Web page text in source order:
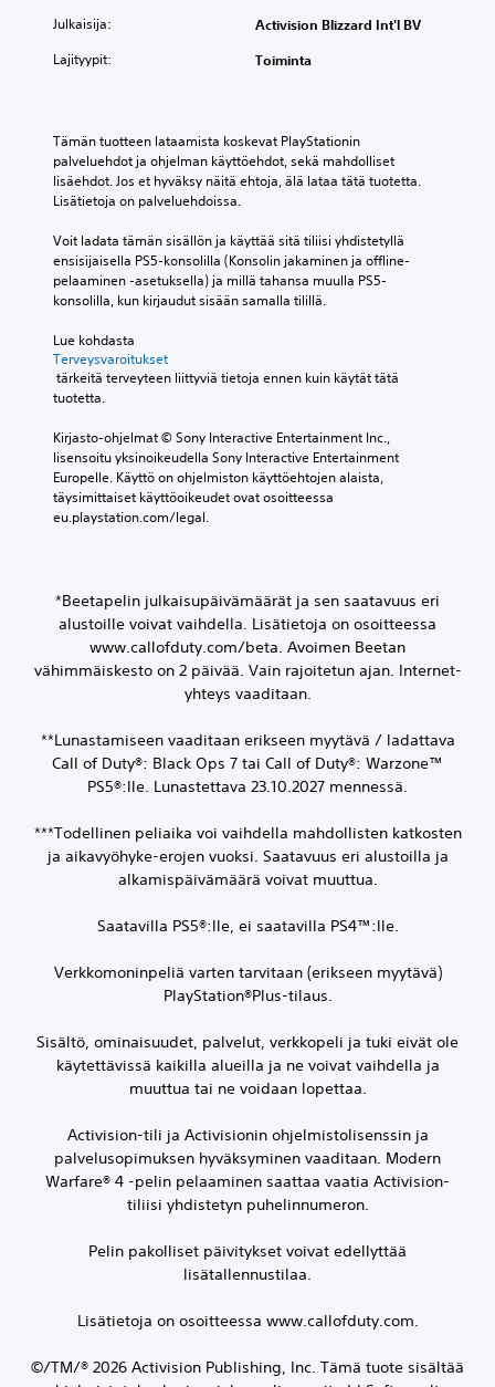
Julkaisija: Activision Blizzard Int'l BV
Lajityypit: Toiminta
Tämän tuotteen lataamista koskevat PlayStationin
palveluehdot ja ohjelman käyttöehdot, sekä mahdolliset
lisäehdot. Jos et hyväksy näitä ehtoja, älä lataa tätä tuotetta.
Lisätietoja on palveluehdoissa.
Voit ladata tämän sisällön ja käyttää sitä tiliisi yhdistetyllä
ensisijaisella PS5-konsolilla (Konsolin jakaminen ja offline-
pelaaminen -asetuksella) ja millä tahansa muulla PS5-
konsolilla, kun kirjaudut sisään samalla tilillä.
Lue kohdasta
Terveysvaroitukset
tuotetta.
Kirjasto-ohjelmat © Sony Interactive Entertainment Inc.,
lisensoitu yksinoikeudella Sony Interactive Entertainment
Europelle. Käyttö on ohjelmiston käyttöehtojen alaista,
täysimittaiset käyttöoikeudet ovat osoitteessa
eu.playstation.com/legal.
*Beetapelin julkaisupäivämäärät ja sen saatavuus eri
alustoille voivat vaihdella. Lisätietoja on osoitteessa
www.callofduty.com/beta. Avoimen Beetan
vähimmäiskesto on 2 päivää. Vain rajoitetun ajan. Internet-
yhteys vaaditaan.
**Lunastamiseen vaaditaan erikseen myytävä / ladattava
Call of Duty®: Black Ops 7 tai Call of Duty®: Warzone™
PS5®:lle. Lunastettava 23.10.2027 mennessä.
***Todellinen peliaika voi vaihdella mahdollisten katkosten
ja aikavyöhyke-erojen vuoksi. Saatavuus eri alustoilla ja
alkamispäivämäärä voivat muuttua.
Saatavilla PS5®:lle, ei saatavilla PS4™:lle.
Verkkomoninpeliä varten tarvitaan (erikseen myytävä)
PlayStation®Plus-tilaus.
Sisältö, ominaisuudet, palvelut, verkkopeli ja tuki eivät ole
käytettävissä kaikilla alueilla ja ne voivat vaihdella ja
muuttua tai ne voidaan lopettaa.
Activision-tili ja Activisionin ohjelmistolisenssin ja
palvelusopimuksen hyväksyminen vaaditaan. Modern
Warfare® 4 -pelin pelaaminen saattaa vaatia Activision-
tiliisi yhdistetyn puhelinnumeron.
Pelin pakolliset päivitykset voivat edellyttää
lisätallennustilaa.
Lisätietoja on osoitteessa www.callofduty.com.
©/TM/® 2026 Activision Publishing, Inc. Tämä tuote sisältää